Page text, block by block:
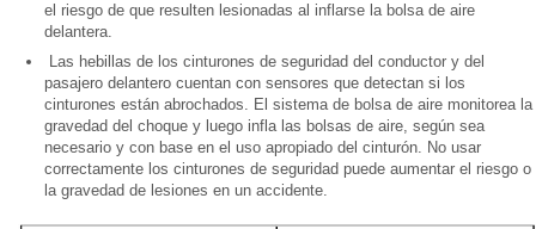
el riesgo de que resulten lesionadas al inflarse la bolsa de aire
delantera.
Las hebillas de los cinturones de seguridad del conductor y del
pasajero delantero cuentan con sensores que detectan si los
cinturones están abrochados. El sistema de bolsa de aire monitorea la
gravedad del choque y luego infla las bolsas de aire, según sea
necesario y con base en el uso apropiado del cinturón. No usar
correctamente los cinturones de seguridad puede aumentar el riesgo o
la gravedad de lesiones en un accidente.